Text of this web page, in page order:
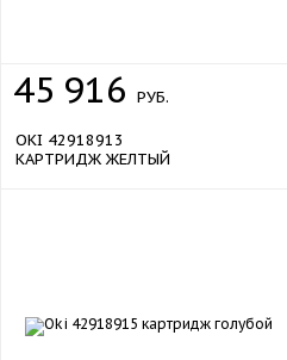
45 916 РУБ.
OKI 42918913
КАРТРИДЖ ЖЕЛТЫЙ